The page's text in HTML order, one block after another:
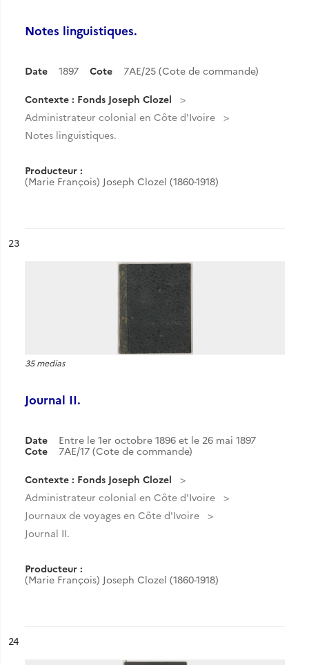
Notes linguistiques.
Date 1897 Cote 7AE/25 (Cote de commande)
Contexte : Fonds Joseph Clozel
Administrateur colonial en Côte d'Ivoire
Notes linguistiques.
Producteur :
(Marie François) Joseph Clozel (1860-1918)
n°
23
35 medias
Journal II.
Date
Entre le 1er octobre 1896 et le 26 mai 1897
Cote
7AE/17 (Cote de commande)
Contexte : Fonds Joseph Clozel
Administrateur colonial en Côte d'Ivoire
Journaux de voyages en Côte d'Ivoire
Journal II.
Producteur :
(Marie François) Joseph Clozel (1860-1918)
n°
24